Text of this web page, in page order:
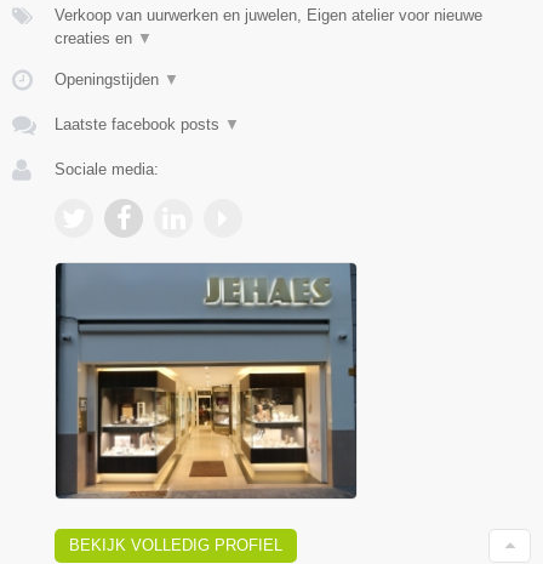
Verkoop van uurwerken en juwelen, Eigen atelier voor nieuwe
creaties en ▼
Openingstijden ▼
Laatste facebook posts ▼
Sociale media:
BEKIJK VOLLEDIG PROFIEL